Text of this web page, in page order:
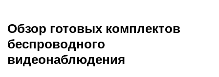
Обзор готовых комплектов
беспроводного
видеонаблюдения